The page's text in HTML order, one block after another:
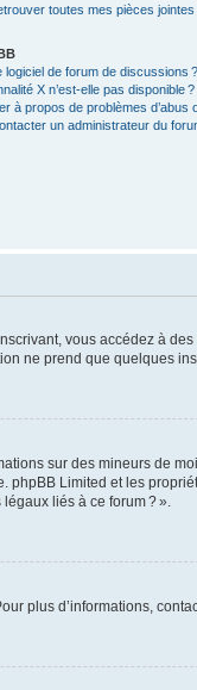
toutes mes pièces jointes
logiciel de forum de discussions ?
X n’est-elle pas disponible ?
à propos de problèmes d’abus
un administrateur du
vous accédez à
ne prend que quelques
sur des mineurs de
Limited et les
liés à ce forum ? ».
plus d’informations,